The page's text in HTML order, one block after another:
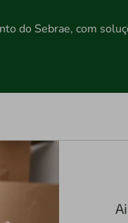
do Sebrae, com